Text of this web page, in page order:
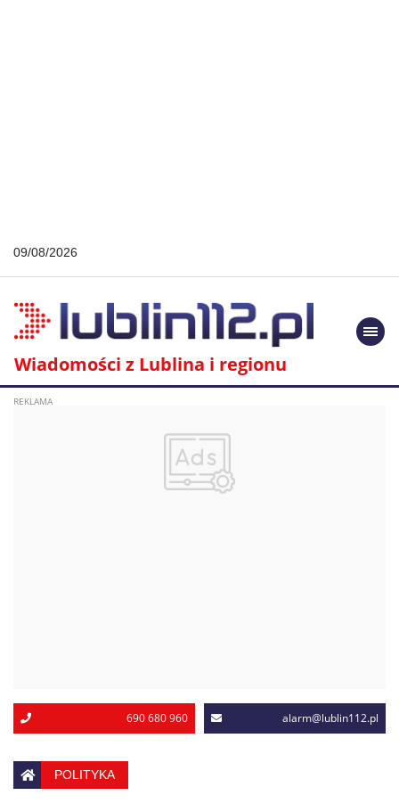
09/08/2026
Wiadomości z Lublina i regionu
690 680 960 alarm@lublin112.pl
POLITYKA